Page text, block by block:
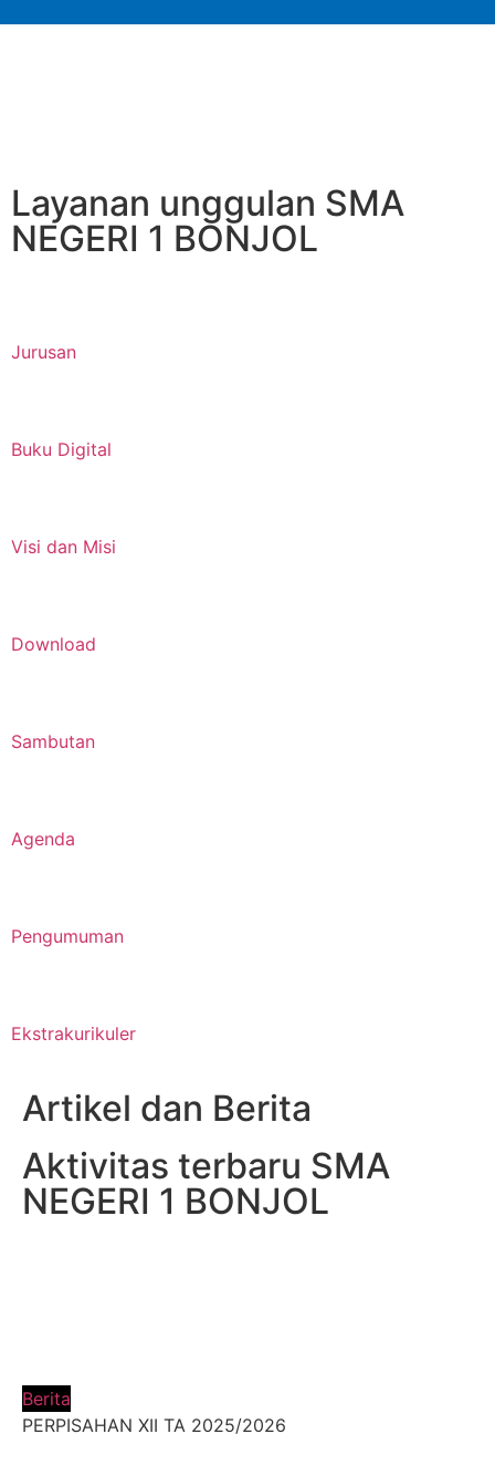
Layanan unggulan SMA
NEGERI 1 BONJOL
Jurusan
Buku Digital
Visi dan Misi
Download
Sambutan
Agenda
Pengumuman
Ekstrakurikuler
Artikel dan Berita
Aktivitas terbaru SMA
NEGERI 1 BONJOL
Berita
PERPISAHAN XII TA 2025/2026